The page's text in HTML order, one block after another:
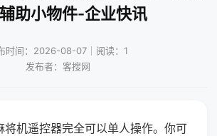
助小物件-企业快讯
时间：2026-08-07｜阅读：1
发布者：客搜网
将机遥控器完全可以单人操作。你可